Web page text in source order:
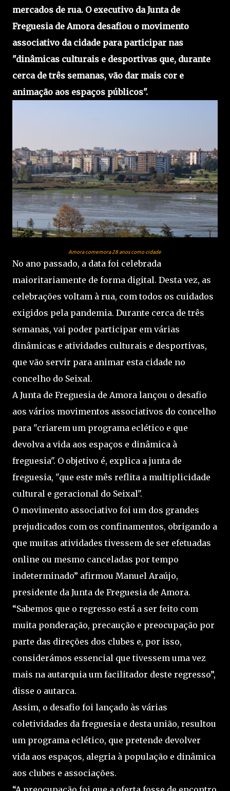
mercados de rua. O executivo da Junta de
Freguesia de Amora desafiou o movimento
associativo da cidade para participar nas
"dinâmicas culturais e desportivas que, durante
cerca de três semanas, vão dar mais cor e
animação aos espaços públicos".
Amora comemora 28 anos como cidade
No ano passado, a data foi celebrada
maioritariamente de forma digital. Desta vez, as
celebrações voltam à rua, com todos os cuidados
exigidos pela pandemia. Durante cerca de três
semanas, vai poder participar em várias
dinâmicas e atividades culturais e desportivas,
que vão servir para animar esta cidade no
concelho do Seixal.
A Junta de Freguesia de Amora lançou o desafio
aos vários movimentos associativos do concelho
para "criarem um programa eclético e que
devolva a vida aos espaços e dinâmica à
freguesia". O objetivo é, explica a junta de
freguesia, "que este mês reflita a multiplicidade
cultural e geracional do Seixal".
O movimento associativo foi um dos grandes
prejudicados com os confinamentos, obrigando a
que muitas atividades tivessem de ser efetuadas
online ou mesmo canceladas por tempo
indeterminado” afirmou Manuel Araújo,
presidente da Junta de Freguesia de Amora.
“Sabemos que o regresso está a ser feito com
muita ponderação, precaução e preocupação por
parte das direções dos clubes e, por isso,
considerámos essencial que tivessem uma vez
mais na autarquia um facilitador deste regresso”,
disse o autarca.
Assim, o desafio foi lançado às várias
coletividades da freguesia e desta união, resultou
um programa eclético, que pretende devolver
vida aos espaços, alegria à população e dinâmica
aos clubes e associações.